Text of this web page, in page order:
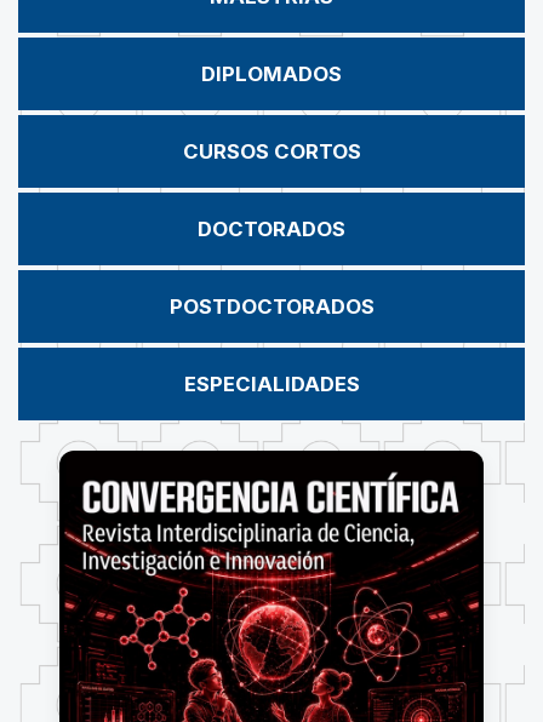
DIPLOMADOS
CURSOS CORTOS
DOCTORADOS
POSTDOCTORADOS
ESPECIALIDADES